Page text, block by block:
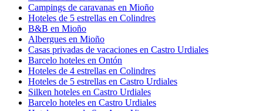
Campings de caravanas en Mioño
Hoteles de 5 estrellas en Colindres
B&B en Mioño
Albergues en Mioño
Casas privadas de vacaciones en Castro Urdiales
Barcelo hoteles en Ontón
Hoteles de 4 estrellas en Colindres
Hoteles de 5 estrellas en Castro Urdiales
Silken hoteles en Castro Urdiales
Barcelo hoteles en Castro Urdiales